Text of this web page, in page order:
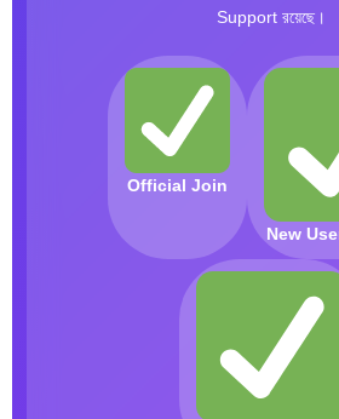
Support রয়েছে।
Official Join
New